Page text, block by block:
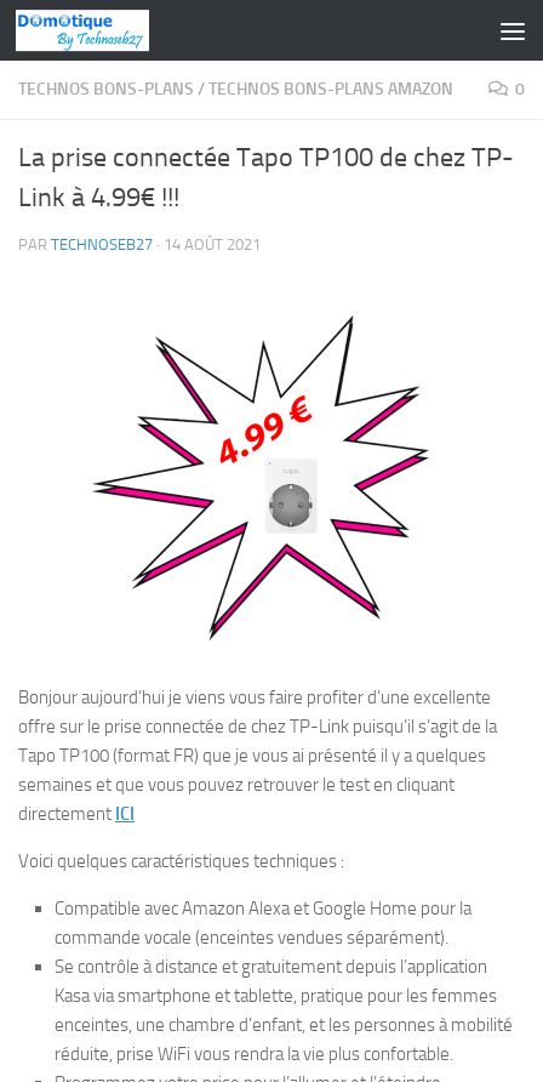
Skip to content
TECHNOS BONS-PLANS /TECHNOS BONS-PLANS AMAZON 0
La prise connectée Tapo TP100 de chez TP-
Link à 4.99€ !!!
PAR TECHNOSEB27 · 14 AOÛT 2021
Bonjour aujourd’hui je viens vous faire profiter d’une excellente
offre sur le prise connectée de chez TP-Link puisqu’il s’agit de la
Tapo TP100 (format FR) que je vous ai présenté il y a quelques
semaines et que vous pouvez retrouver le test en cliquant
directement ICI
Voici quelques caractéristiques techniques :
Compatible avec Amazon Alexa et Google Home pour la
commande vocale (enceintes vendues séparément).
Se contrôle à distance et gratuitement depuis l’application
Kasa via smartphone et tablette, pratique pour les femmes
enceintes, une chambre d’enfant, et les personnes à mobilité
réduite, prise WiFi vous rendra la vie plus confortable.